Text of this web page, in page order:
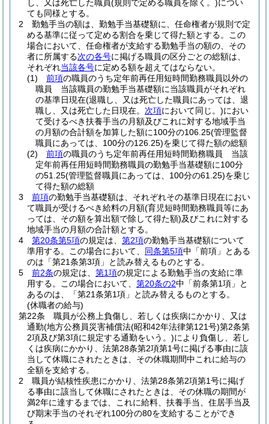
し、又は死亡した職員(規則で定める職員を除く。)につい
ても同様とする。
2
勤勉手当の額は、勤勉手当基礎額に、任命権者が規則で定
める基準に従って定める割合を乗じて得た額とする。
この
場合において、任命権者が支給する勤勉手当の額の、その
者に所属する次の各号に掲げる職員の区分ごとの総額は、
それぞれ当該各号に定める額を超えてはならない。
(1)
前項の職員のうち定年前再任用短時間勤務職員以外の
職員 当該職員の勤勉手当基礎額に当該職員がそれぞれ
の基準日現在(退職し、又は死亡した職員にあっては、退
職し、又は死亡した日現在。 次項において同じ。)におい
て受けるべき扶養手当の月額及びこれに対する地域手当
の月額の合計額を加算した額に100分の106.25(管理監督
職員にあっては、100分の126.25)を乗じて得た額の総額
(2)
前項の職員のうち定年前再任用短時間勤務職員 当該
定年前再任用短時間勤務職員の勤勉手当基礎額に100分
の51.25(管理監督職員にあっては、100分の61.25)を乗じ
て得た額の総額
3
前項の勤勉手当基礎額は、それぞれその基準日現在におい
て職員が受けるべき給料の月額(育児短時間勤務職員等にあ
っては、その額を算出額で除して得た額)及びこれに対する
地域手当の月額の合計額とする。
4
第20条第5項の規定は、 第2項の勤勉手当基礎額について
準用する。
この場合において、 同条第5項中「前項」とある
のは「第21条第3項」と読み替えるものとする。
5
前2条の規定は、 第1項の規定による勤勉手当の支給に準
用する。
この場合において、 第20条の2中「前条第1項」と
あるのは、「第21条第1項」と読み替えるものとする。
(休職者の給与)
第22条
職員が公務上負傷し、若しくは疾病にかかり、又は
通勤(地方公務員災害補償法(昭和42年法律第121号)第2条第
2項及び第3項に規定する通勤をいう。)により負傷し、若し
くは疾病にかかり、法第28条第2項第1号に掲げる事由に該
当して休職にされたときは、その休職期間中これに給与の
全額を支給する。
2
職員が結核性疾患にかかり、法第28条第2項第1号に掲げ
る事由に該当して休職にされたときは、その休職の期間が
満2年に達するまでは、これに給料、扶養手当、住居手当及
び期末手当のそれぞれ100分の80を支給することができ